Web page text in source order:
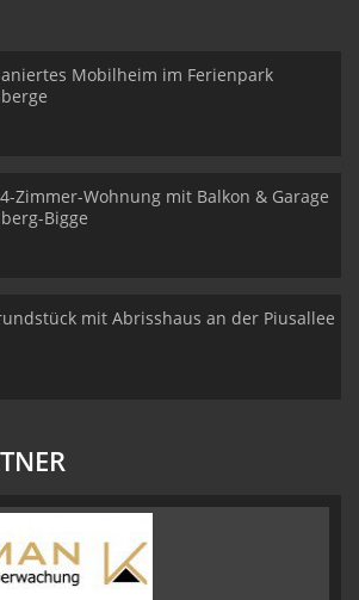
Mobilheim im Ferienpark
Zimmer-Wohnung mit Balkon & Garage
Bigge
mit Abrisshaus an der Piusallee